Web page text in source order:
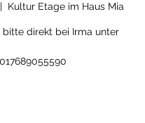
Kultur Etage im Haus Mia
direkt bei Irma unter
017689055590